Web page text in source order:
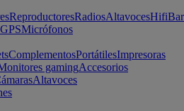
ReproductoresRadiosAltavocesHifi
Micrófonos
ComplementosPortátilesImpresoras
gamingAccesorios
Altavoces